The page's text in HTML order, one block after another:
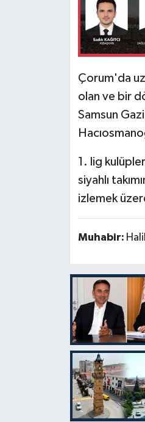
Çorum'da
olan ve bir
Samsun
1. lig
siyahlı
izlemek
Muhabir: